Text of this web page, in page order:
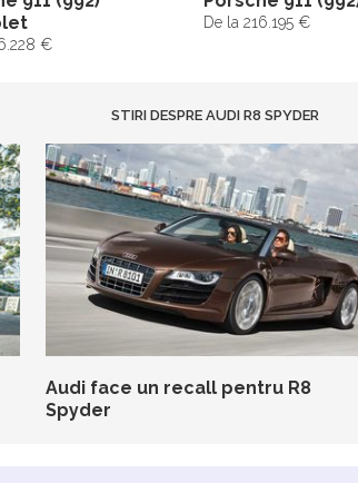
€
De la 216.195 €
STIRI DESPRE AUDI R8 SPYDER
Audi face un recall pentru R8
Spyder